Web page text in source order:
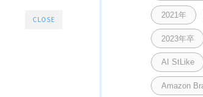
CLOSE 2021年
2023年卒
AI StLike
Amazon